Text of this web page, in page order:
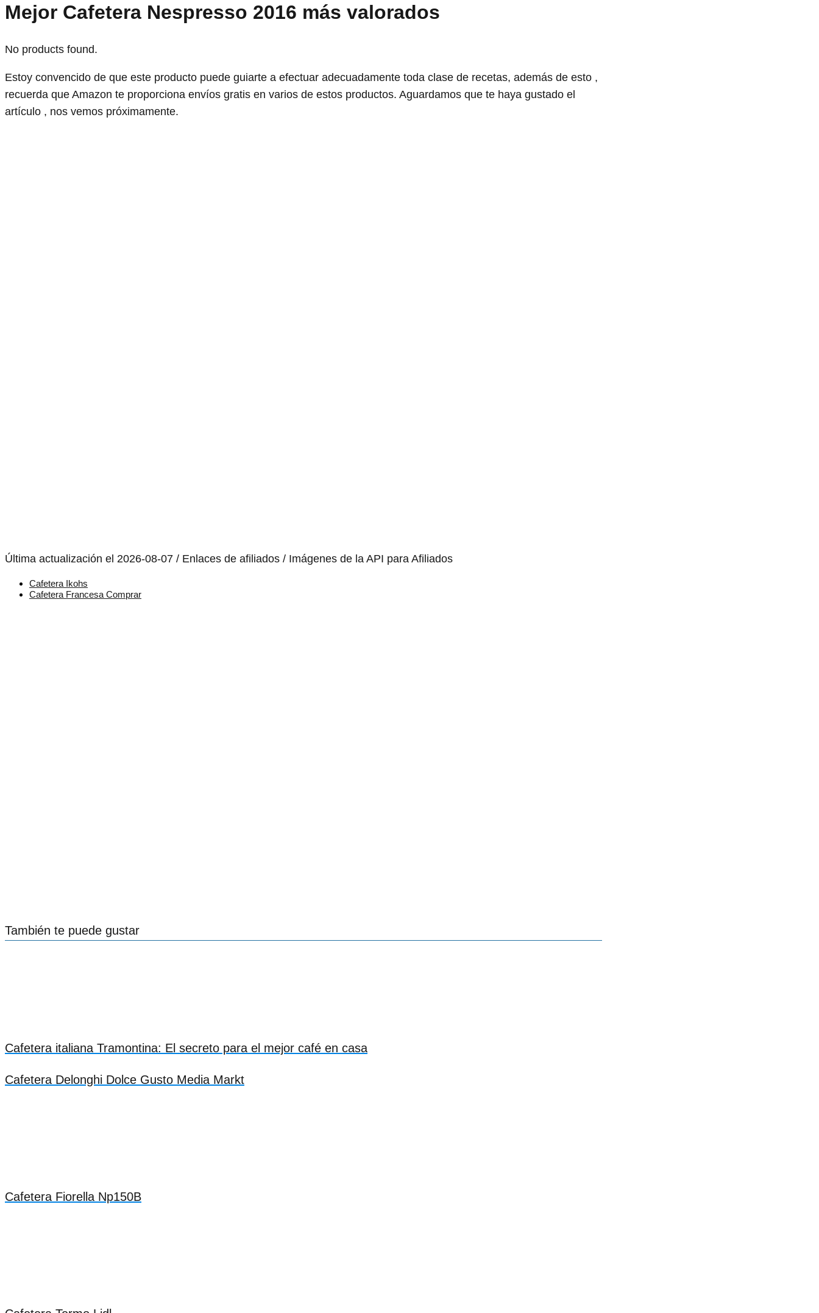
Mejor Cafetera Nespresso 2016 más valorados
No products found.
Estoy convencido de que este producto puede guiarte a efectuar adecuadamente toda clase de recetas, además de esto ,
recuerda que Amazon te proporciona envíos gratis en varios de estos productos. Aguardamos que te haya gustado el
artículo , nos vemos próximamente.
Última actualización el 2026-08-07 / Enlaces de afiliados / Imágenes de la API para Afiliados
Cafetera Ikohs
Cafetera Francesa Comprar
También te puede gustar
Cafetera italiana Tramontina: El secreto para el mejor café en casa
Cafetera Delonghi Dolce Gusto Media Markt
Cafetera Fiorella Np150B